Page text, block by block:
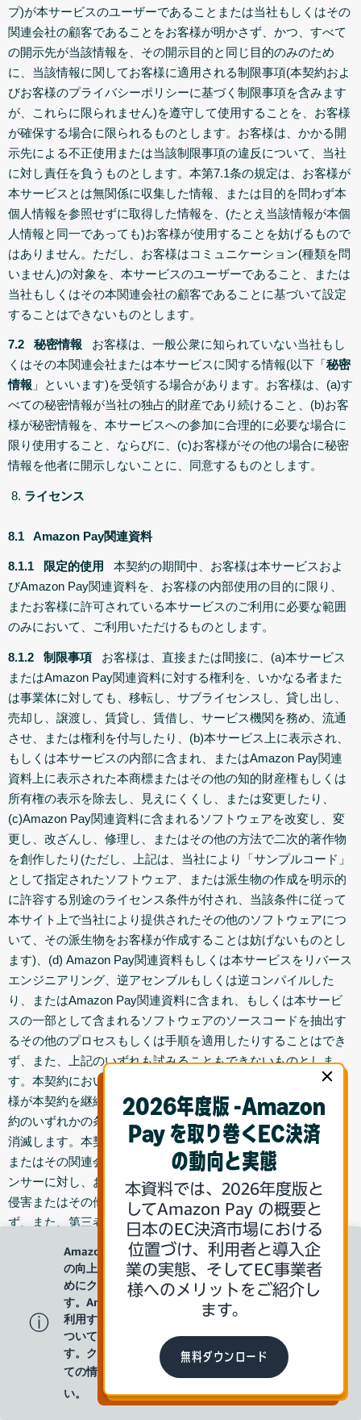
プ)が本サービスのユーザーであることまたは当社もしくはその
関連会社の顧客であることをお客様が明かさず、かつ、すべて
の開示先が当該情報を、その開示目的と同じ目的のみのため
に、当該情報に関してお客様に適用される制限事項(本契約およ
びお客様のプライバシーポリシーに基づく制限事項を含みます
が、これらに限られません)を遵守して使用することを、お客様
が確保する場合に限られるものとします。お客様は、かかる開
示先による不正使用または当該制限事項の違反について、当社
に対し責任を負うものとします。本第7.1条の規定は、お客様が
本サービスとは無関係に収集した情報、または目的を問わず本
個人情報を参照せずに取得した情報を、(たとえ当該情報が本個
人情報と同一であっても)お客様が使用することを妨げるもので
はありません。ただし、お客様はコミュニケーション(種類を問
いません)の対象を、本サービスのユーザーであること、または
当社もしくはその本関連会社の顧客であることに基づいて設定
することはできないものとします。
7.2 秘密情報 お客様は、一般公衆に知られていない当社もし
くはその本関連会社または本サービスに関する情報(以下「秘密
情報 」といいます)を受領する場合があります。お客様は、(a)す
べての秘密情報が当社の独占的財産であり続けること、(b)お客
様が秘密情報を、本サービスへの参加に合理的に必要な場合に
限り使用すること、ならびに、(c)お客様がその他の場合に秘密
情報を他者に開示しないことに、同意するものとします。
ライセンス
8.1 Amazon Pay関連資料
8.1.1 限定的使用 本契約の期間中、お客様は本サービスおよ
びAmazon Pay関連資料を、お客様の内部使用の目的に限り、
またお客様に許可されている本サービスのご利用に必要な範囲
のみにおいて、ご利用いただけるものとします。
8.1.2 制限事項 お客様は、直接または間接に、(a)本サービス
またはAmazon Pay関連資料に対する権利を、いかなる者また
は事業体に対しても、移転し、サブライセンスし、貸し出し、
売却し、譲渡し、賃貸し、賃借し、サービス機関を務め、流通
させ、または権利を付与したり、(b)本サービス上に表示され、
もしくは本サービスの内部に含まれ、またはAmazon Pay関連
資料上に表示された本商標またはその他の知的財産権もしくは
所有権の表示を除去し、見えにくくし、または変更したり、
(c)Amazon Pay関連資料に含まれるソフトウェアを改変し、変
更し、改ざんし、修理し、またはその他の方法で二次的著作物
を創作したり(ただし、上記は、当社により「サンプルコード」
として指定されたソフトウェア、または派生物の作成を明示的
に許容する別途のライセンス条件が付され、当該条件に従って
本サイト上で当社により提供されたその他のソフトウェアにつ
いて、その派生物をお客様が作成することは妨げないものとし
ます)、(d) Amazon Pay関連資料もしくは本サービスをリバース
エンジニアリング、逆アセンブルもしくは逆コンパイルした
り、またはAmazon Pay関連資料に含まれ、もしくは本サービ
スの一部として含まれるソフトウェアのソースコードを抽出す
るその他のプロセスもしくは手順を適用したりすることはでき
ず、また、上記のいずれも試みることもできないものとしま
す。本契約においてお客様に付与されたすべての権利は、お客
様が本契約を継続的に遵守することを条件とし、お客様が本契
約のいずれかの条件を遵守しなかった場合は、直ちに自動的に
消滅します。本契約の期間中および終了後も、お客様は、当社
またはその関連会社、顧客、ベンダー、取引先もしくはライセ
ンサーに対し、お客様が利用された本件サービスに関する特許
侵害またはその他の知的財産権侵害に基づく請求権を主張せ
ず、また、第三者がかかる主張を行うことを承認、支援または
助長しないものとします。
8.1.3 提案お客様が当社またはその関連会社に対し、本サー
ビスの提供について改善を提案した場合(以下「本提案」といい
ます)は、たとえお客様が本提案を秘密として指定したとして
も、本提案に関するすべての権利、権原および権益は当社が所
有するものとします。当社とその関連会社は、本提案を自由に
利用することができるものとします。お客様は、本提案に関す
るすべての権利、権原および権益を、ここに撤回不能な形で当
2026年度版 -Amazon
Pay を取り巻くEC決済
の動向と実態
本資料では、2026年度版と
してAmazon Pay の概要と
日本のEC決済市場における
位置づけ、利用者と導入企
業の実態、そしてEC事業者
様へのメリットをご紹介し
ます。
無料ダウンロード
ⓘ
Amazon Payでは、サイトの利便性
の向上やコンテンツの提供などのた
めにクッキー（Cookie)を使用しま
す。Amazon Payのウェブサイトを
利用することで、クッキーの使用に
ついて同意したものとみなされま
す。クッキーの使用や設定等につい
ての情報は
をご覧くださ
い。
ⓧ